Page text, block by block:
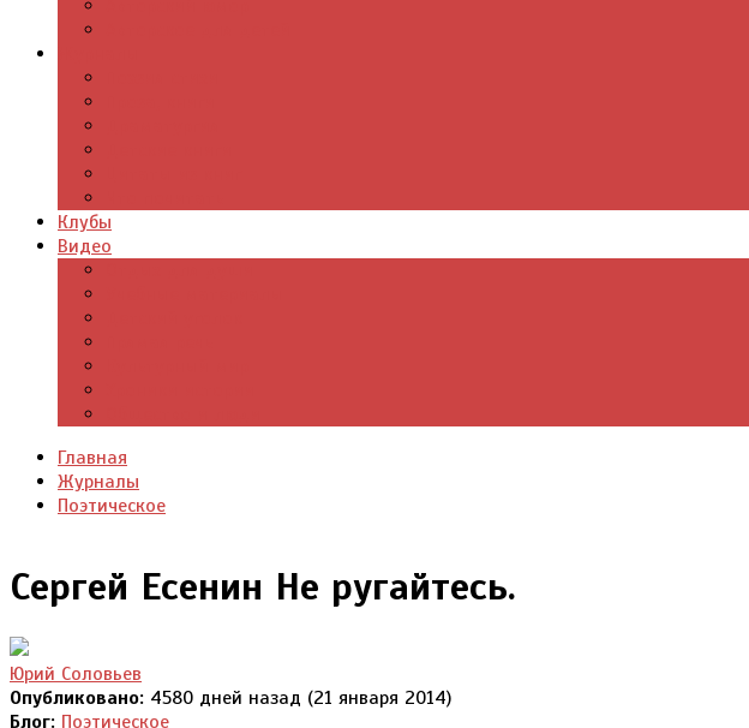
Клубы
Видео
Главная
Журналы
Поэтическое
Сергей Есенин Не ругайтесь.
Юрий Соловьев
Опубликовано: 4580 дней назад (21 января 2014)
Блог: Поэтическое